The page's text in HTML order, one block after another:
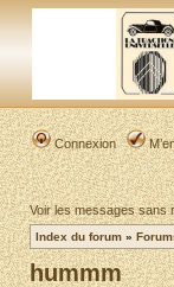
Connexion
Voir les messages sans
Index du forum »
hummm